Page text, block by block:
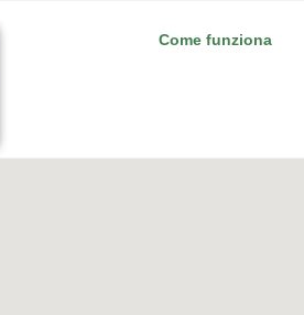
Come funziona